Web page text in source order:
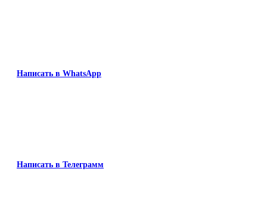
Написать в WhatsApp
Написать в Телеграмм